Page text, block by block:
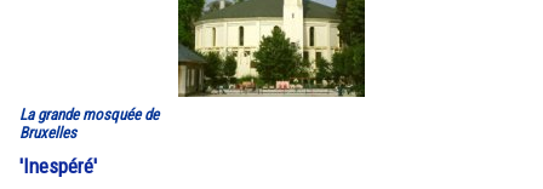
La grande mosquée de
Bruxelles
'Inespéré'